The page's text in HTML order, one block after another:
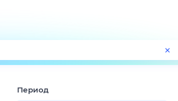
Поиск
ТВ-программа
Период